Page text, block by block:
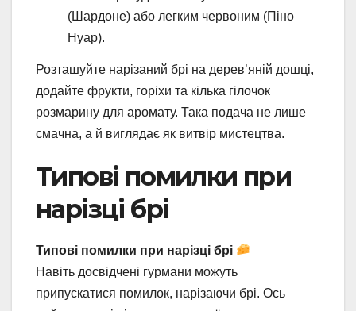
(Шардоне) або легким червоним (Піно
Нуар).
Розташуйте нарізаний брі на дерев’яній дошці,
додайте фрукти, горіхи та кілька гілочок
розмарину для аромату. Така подача не лише
смачна, а й виглядає як витвір мистецтва.
Типові помилки при
нарізці брі
Типові помилки при нарізці брі
Навіть досвідчені гурмани можуть
припускатися помилок, нарізаючи брі. Ось